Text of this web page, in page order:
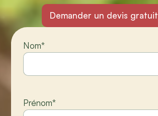
Demander un devis gratuit
Nom*
Prénom*